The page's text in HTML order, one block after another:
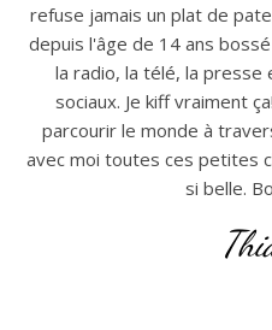
refuse jamais un plat de
depuis l'âge de 14 ans
la radio, la télé, la
sociaux. Je kiff vraiment
parcourir le monde à
avec moi toutes ces petites
si belle.